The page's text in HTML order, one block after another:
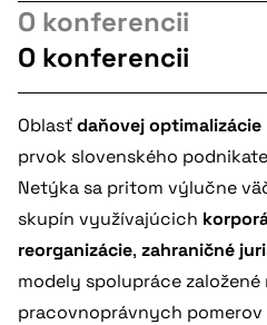
O konferencii
O konferencii
Oblasťdaňovej optimalizácie
prvok slovenského
Netýka sa pritom výlučne
skupín využívajúcich
reorganizácie, zahraničné
modely spolupráce
pracovnoprávnych pomerov